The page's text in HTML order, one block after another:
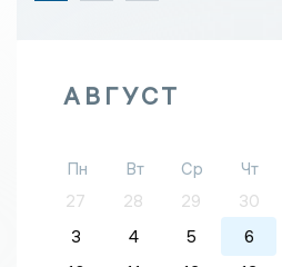
АВГУСТ
Пн Вт Ср Чт
27
28 29 30
3
4 5 6